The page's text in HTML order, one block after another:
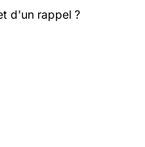
d'un rappel ?